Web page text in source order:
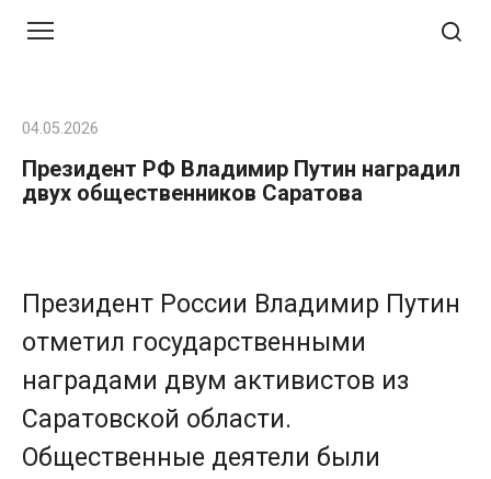
04.05.2026
Президент РФ Владимир Путин наградил
двух общественников Саратова
Президент России Владимир Путин
отметил государственными
наградами двум активистов из
Саратовской области.
Общественные деятели были